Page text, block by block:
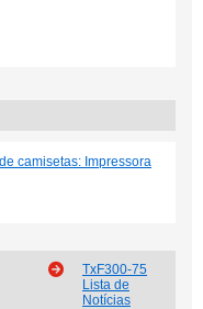
camisetas: Impressora
TxF300-75
Lista de
Notícias